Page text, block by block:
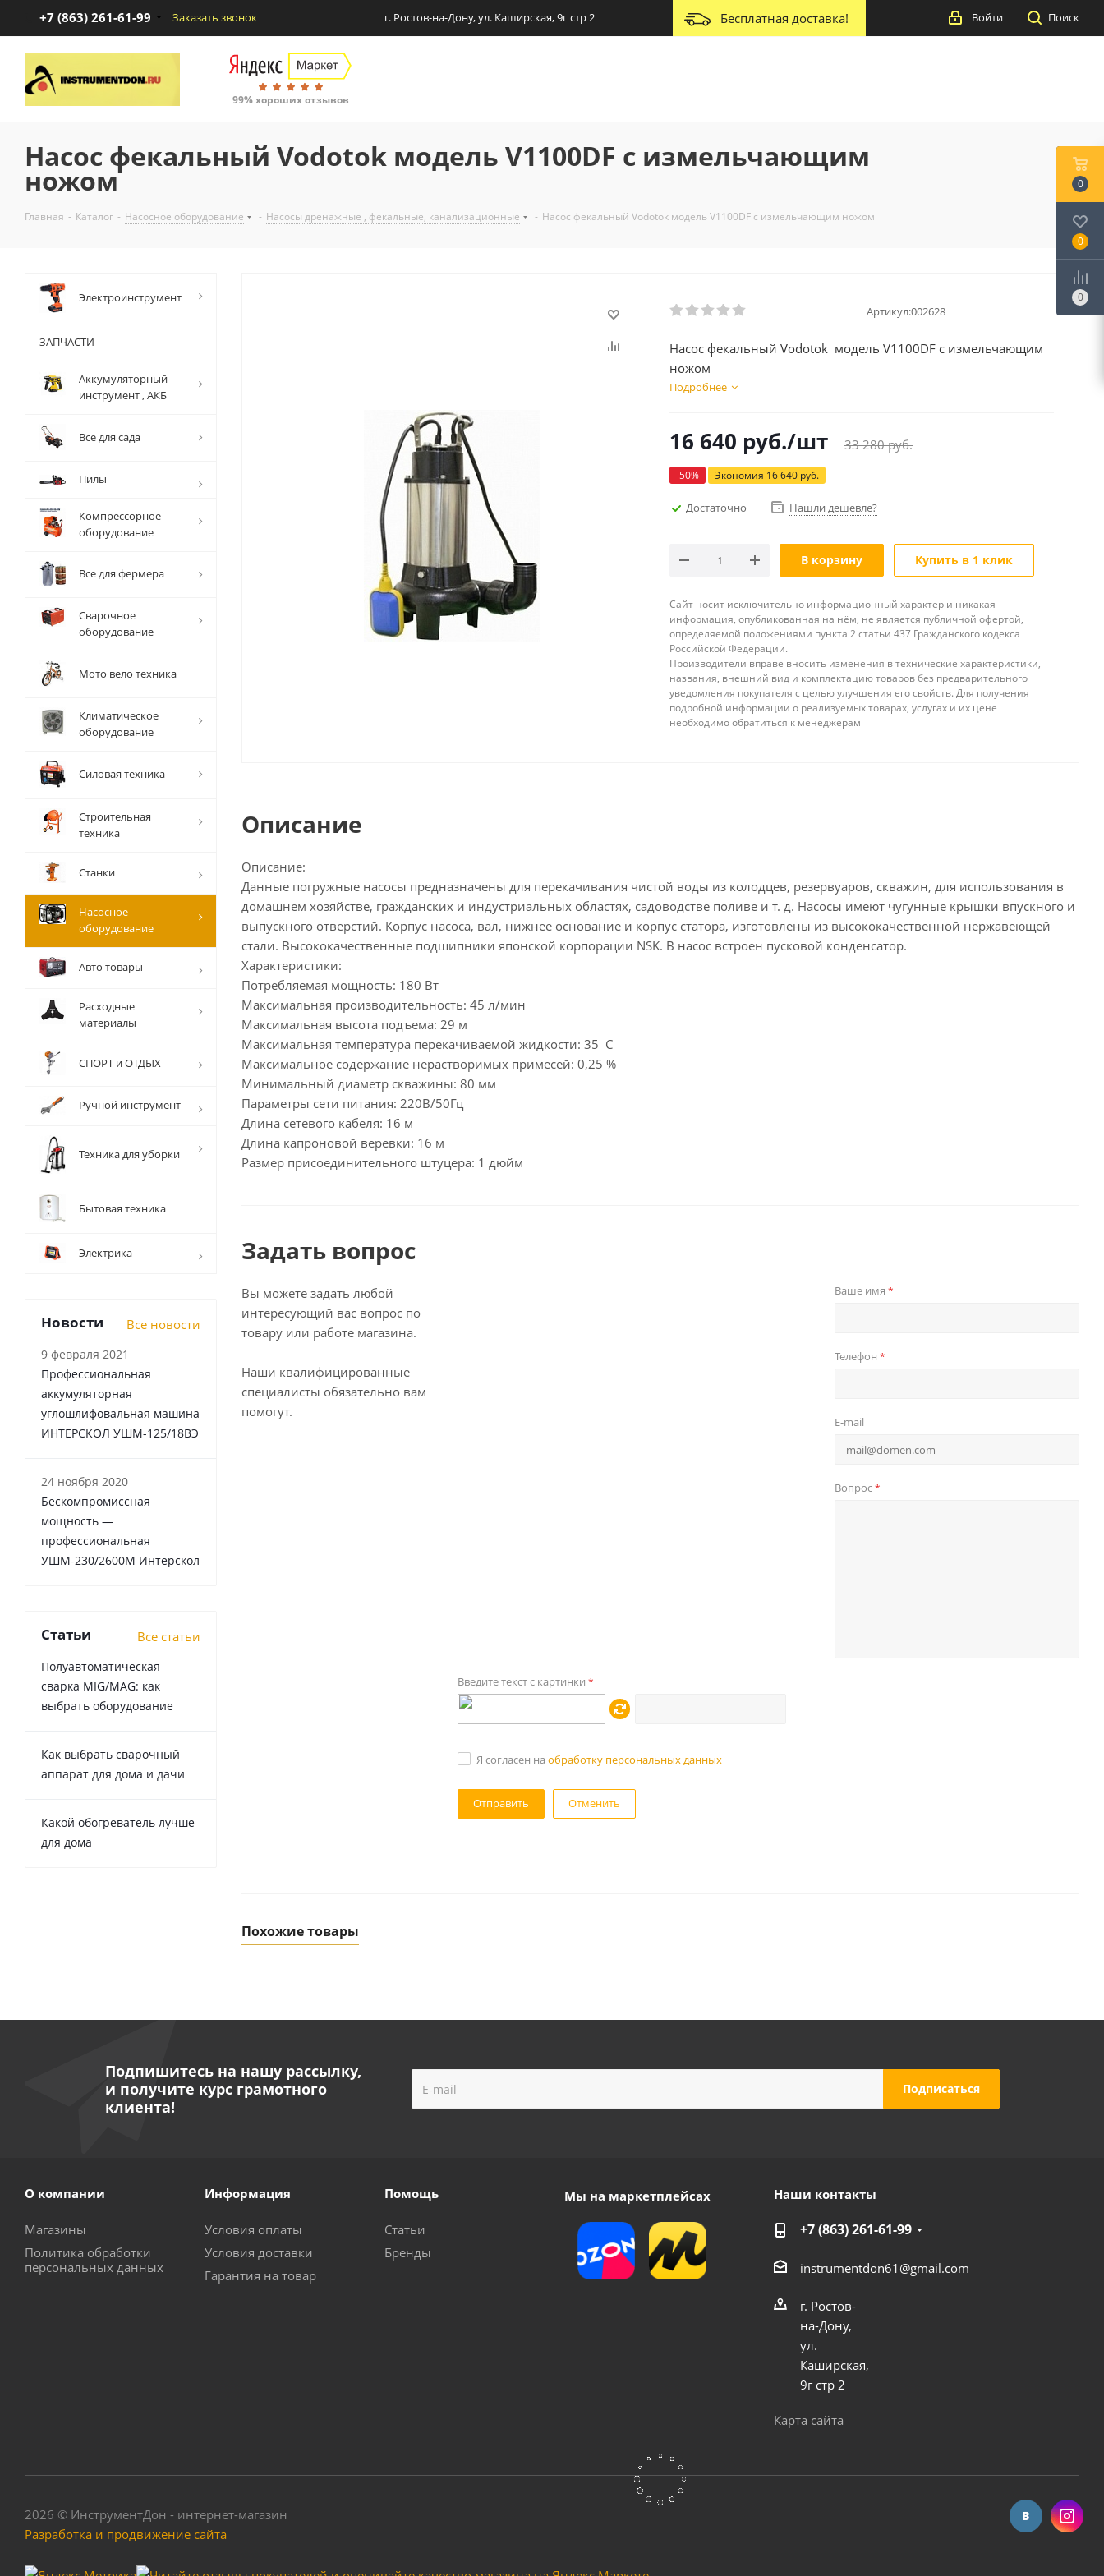
+7 (863) 261-61-99 Заказать звонок г. Ростов-на-Дону, ул. Каширская, 9г стр 2 Бесплатная доставка! Поиск
Войти
99% хороших отзывов
Насос фекальный Vodotok модель V1100DF с измельчающим
ножом
Главная - Каталог - Насосное оборудование - Насосы дренажные , фекальные, канализационные - Насос фекальный Vodotok модель V1100DF с измельчающим ножом
Артикул:002628
Насос фекальный Vodotok модель V1100DF с измельчающим
ножом
Подробнее
16 640 руб./шт 33 280руб.
-50% Экономия 16 640 руб.
Достаточно Нашли дешевле?
В корзину Купить в 1 клик
Сайт носит исключительно информационный характер и никакая
информация, опубликованная на нём, не является публичной офертой,
определяемой положениями пункта 2 статьи 437 Гражданского кодекса
Российской Федерации.
Производители вправе вносить изменения в технические характеристики,
названия, внешний вид и комплектацию товаров без предварительного
уведомления покупателя с целью улучшения его свойств. Для получения
подробной информации о реализуемых товарах, услугах и их цене
необходимо обратиться к менеджерам
Описание
Описание:
Данные погружные насосы предназначены для перекачивания чистой воды из колодцев, резервуаров, скважин, для использования в
домашнем хозяйстве, гражданских и индустриальных областях, садоводстве поливе и т. д. Насосы имеют чугунные крышки впускного и
выпускного отверстий. Корпус насоса, вал, нижнее основание и корпус статора, изготовлены из высококачественной нержавеющей
стали. Высококачественные подшипники японской корпорации NSK. В насос встроен пусковой конденсатор.
Характеристики:
Потребляемая мощность: 180 Вт
Максимальная производительность: 45 л/мин
Максимальная высота подъема: 29 м
Максимальная температура перекачиваемой жидкости: 35 С
Максимальное содержание нерастворимых примесей: 0,25 %
Минимальный диаметр скважины: 80 мм
Параметры сети питания: 220В/50Гц
Длина сетевого кабеля: 16 м
Длина капроновой веревки: 16 м
Размер присоединительного штуцера: 1 дюйм
Задать вопрос
Вы можете задать любой
интересующий вас вопрос по
товару или работе магазина.
Наши квалифицированные
специалисты обязательно вам
помогут.
Ваше имя *
Телефон *
E-mail
Вопрос*
Введите текст с картинки *
Я согласен на обработку персональных данных
Отменить
Похожие товары
Насос дренажный Vodotok модель НДУ-400
Электроинструмент
ЗАПЧАСТИ
Аккумуляторный
инструмент , АКБ
Все для сада
Пилы
Компрессорное
оборудование
Все для фермера
Сварочное
оборудование
Мото вело техника
Климатическое
оборудование
Силовая техника
Строительная
техника
Станки
Насосное
оборудование
Авто товары
Расходные
материалы
СПОРТ и ОТДЫХ
Ручной инструмент
Техника для уборки
Бытовая техника
Электрика
Новости Все новости
9 февраля 2021
Профессиональная
аккумуляторная
углошлифовальная машина
ИНТЕРСКОЛ УШМ-125/18ВЭ
24 ноября 2020
Бескомпромиссная
мощность —
профессиональная
УШМ-230/2600М Интерскол
Статьи Все статьи
Полуавтоматическая
сварка MIG/MAG: как
выбрать оборудование
Как выбрать сварочный
аппарат для дома и дачи
Какой обогреватель лучше
для дома
Подпишитесь на нашу рассылку,
и получите курс грамотного
клиента!
О компании
Магазины
Политика обработки
персональных данных
Информация
Условия оплаты
Условия доставки
Гарантия на товар
Помощь
Статьи
Бренды
Мы на маркетплейсах Наши контакты
+7 (863) 261-61-99
instrumentdon61@gmail.com
г. Ростов-
на-Дону,
ул.
Каширская,
9г стр 2
Карта сайта
2026 © ИнструментДон - интернет-магазин
Разработка и продвижение сайта
0
0
0